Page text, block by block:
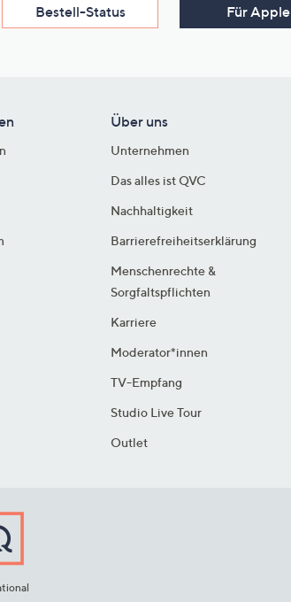
Bestell-Status Für Apple
Über uns
Unternehmen
Das alles ist QVC
Nachhaltigkeit
Barrierefreiheitserklärung
Menschenrechte &
Sorgfaltspflichten
Karriere
Moderator*innen
TV-Empfang
Studio Live Tour
Outlet